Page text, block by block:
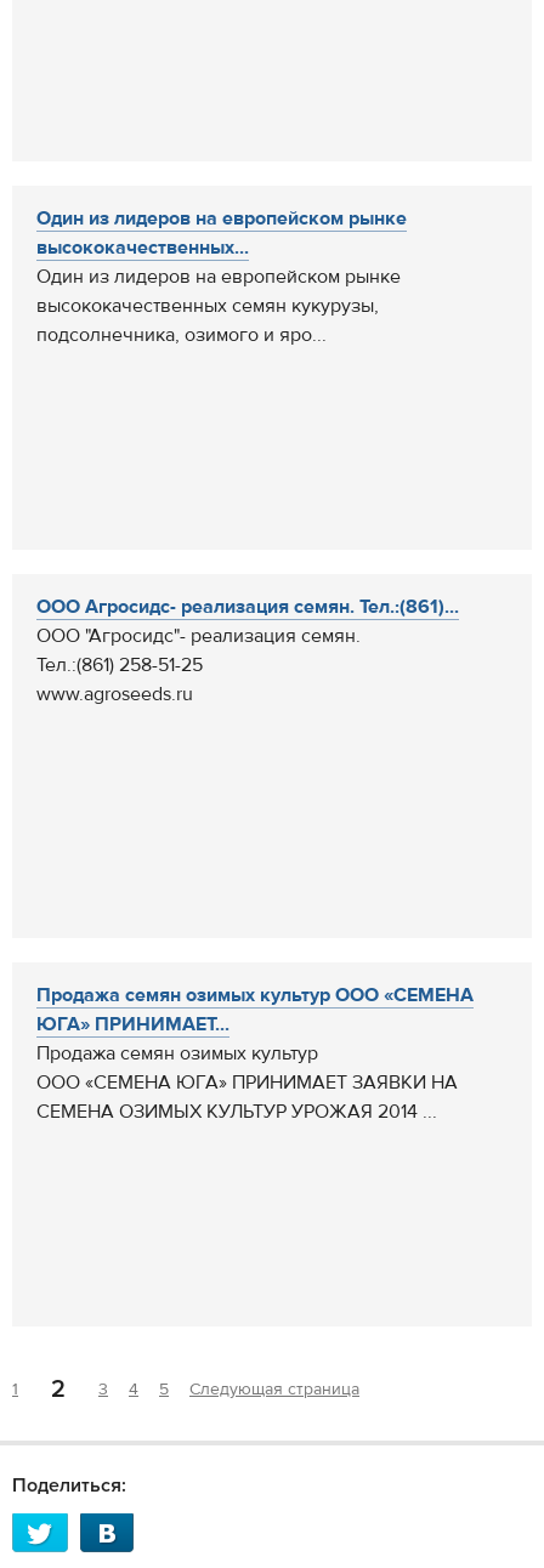
Один из лидеров на европейском рынке
высококачественных...
Один из лидеров на европейском рынке
высококачественных семян кукурузы,
подсолнечника, озимого и яро...
ООО Агросидс- реализация семян. Тел.:(861)...
ООО "Агросидс"- реализация семян.
Тел.:(861) 258-51-25
www.agroseeds.ru
Продажа семян озимых культур ООО «СЕМЕНА
ЮГА» ПРИНИМАЕТ...
Продажа семян озимых культур
ООО «СЕМЕНА ЮГА» ПРИНИМАЕТ ЗАЯВКИ НА
СЕМЕНА ОЗИМЫХ КУЛЬТУР УРОЖАЯ 2014 ...
1 2 3 4 5 Следующая страница
Поделиться: